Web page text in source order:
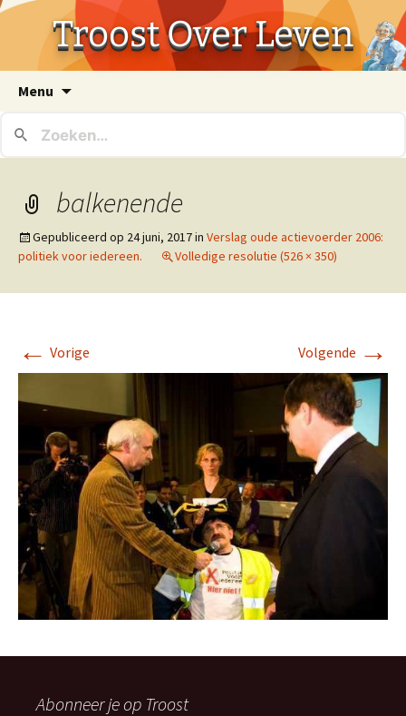
Troost Over Leven
Menu
inhoud
balkenende
Gepubliceerd op 24 juni, 2017in Verslag oude actievoerder 2006:
politiek voor iedereen.
Volledige resolutie (526 × 350)
← Vorige Volgende →
Abonneer je op Troost